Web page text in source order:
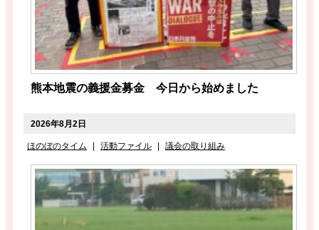
熊本地震の義援金募金 今日から始めました
2026年8月2日
ほのぼのタイム 活動ファイル 議会の取り組み